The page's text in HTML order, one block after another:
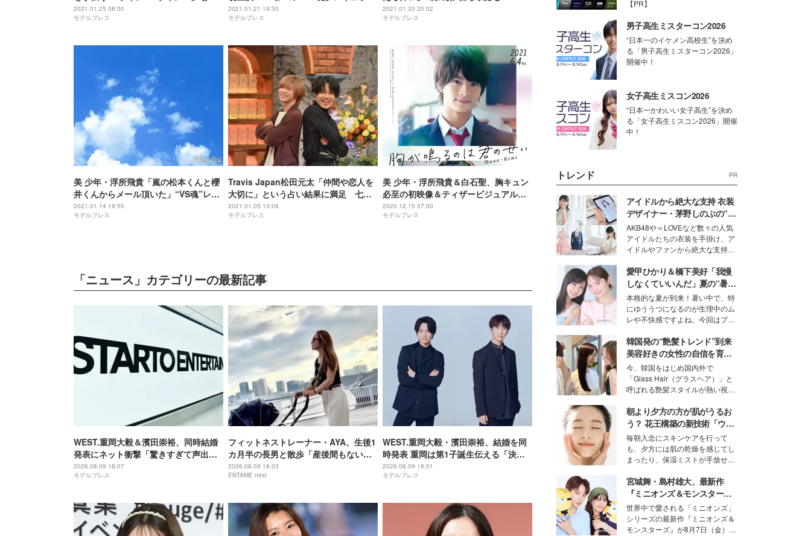
写真解禁
2021.01.25 08:00
モデルプレス
抜擢＜プロフィール＞
2021.01.21 19:30
モデルプレス
SixTONES松村北斗が否定＜ライアー×
ライアー＞
2021.01.20 20:02
モデルプレス
美 少年・浮所飛貴「嵐の松本くんと櫻
井くんからメール頂いた」“VS魂”レギ
ュラー決定の反響明かす
2021.01.14 19:55
モデルプレス
Travis Japan松田元太「仲間や恋人を
大切に」という占い結果に満足 七五
三掛龍也とシンクロダンス
2021.01.05 13:09
モデルプレス
美 少年・浮所飛貴＆白石聖、胸キュン
必至の初映像＆ティザービジュアル解
禁＜胸が鳴るのは君のせい＞
2020.12.15 07:00
モデルプレス
「ニュース」カテゴリーの最新記事
WEST.重岡大毅＆濱田崇裕、同時結婚
発表にネット衝撃「驚きすぎて声出
た」「ダブルでおめでたい」グループ7
人中4人が既婚者に
2026.08.09 18:07
モデルプレス
フィットネストレーナー・AYA、生後1
カ月半の長男と散歩「産後間もないと
は思えぬスタイル」
2026.08.09 18:03
ENTAME next
WEST.重岡大毅・濱田崇裕、結婚を同
時発表 重岡は第1子誕生伝える「決し
て当たり前ではない、尊いものでし
た」【全文】
2026.08.09 18:01
モデルプレス
【PR】
男子高生ミスターコン2026
“日本一のイケメン高校生”を決め
る「男子高生ミスターコン2026」
開催中！
女子高生ミスコン2026
“日本一かわいい女子高生”を決め
る「女子高生ミスコン2026」開催
中！
トレンド PR
アイドルから絶大な支持 衣装
デザイナー・茅野しのぶの“可
愛い”を作る美学＜「シチズン
クロスシー」インタビュー＞
AKB48や＝LOVEなど数々の人気
アイドルたちの衣装を手掛け、ア
イドルやファンから絶大な支持を
取締役兼クリエイティブディレク
ター・茅野しのぶ。一人ひとりの
個性に寄り添い、魅力を引き出す
衣装作りは、多くの女性たちに勇
気と自信を与え続けている。
愛甲ひかり＆橋下美好「我慢
しなくていいんだ」夏の“暑さ
対策”の新しい選択肢とは？
本格的な夏が到来！暑い中で、特
にゆううつになるのが生理中のム
レや不快感ですよね。今回はプラ
モデル・愛甲ひかりさんと橋下美
好さんを迎えて本音で女子会トー
ク。猛暑のお出かけを快適に過ご
すヒントや、2人が感動した夏の
生理の新常識にも迫りました。
韓国発の“艶髪トレンド”到来
美容好きの女性の自信を育む
「ヘアケア事情」って？
今、韓国をはじめ国内外で
「Glass Hair（グラスヘア）」と
呼ばれる艶髪スタイルが熱い視線
ションの完成度を高めるベースと
して、“髪そのものの美しさ”に改
めて注目する人が増えている様
子。今回は、そんな憧れの艶やか
な髪を日常で叶える、美容好きの
女性たちのヘアケア事情を紹介し
ます。
朝より夕方の方が肌がうるお
う？ 花王構築の新技術「ウォ
ーターキャプチャリングスキ
ン（捕水肌）」がスキンケア
の常識を変える予感
毎朝入念にスキンケアを行って
も、夕方には肌の乾燥を感じてし
まったり、保湿ミストが手放せな
な美容の常識を大きく変える可能
性を秘めた、革新的な「Water
Capturing Skin（ウォーターキャ
プチャリングスキン：捕水肌）」
技術を、花王が構築した。
宮城舞・島村雄大、最新作
『ミニオンズ＆モンスター
ズ』の魅力熱弁 ハチャメチャ
だけじゃない“友情と絆”に感
動
世界中で愛される「ミニオンズ」
シリーズの最新作『ミニオンズ＆
モンスターズ』が8月7日（金）に